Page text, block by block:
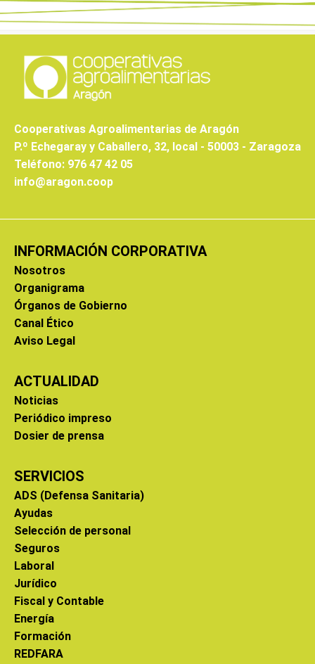
Cooperativas Agroalimentarias de Aragón
P.º Echegaray y Caballero, 32, local - 50003 - Zaragoza
Teléfono: 976 47 42 05
info@aragon.coop
INFORMACIÓN CORPORATIVA
Nosotros
Organigrama
Órganos de Gobierno
Canal Ético
Aviso Legal
ACTUALIDAD
Noticias
Periódico impreso
Dosier de prensa
SERVICIOS
ADS (Defensa Sanitaria)
Ayudas
Selección de personal
Seguros
Laboral
Jurídico
Fiscal y Contable
Energía
Formación
REDFARA